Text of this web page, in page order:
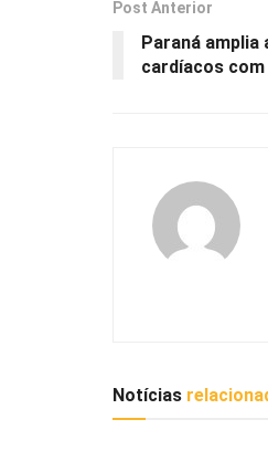
Post Anterior
Paraná
cardíacos
Notícias